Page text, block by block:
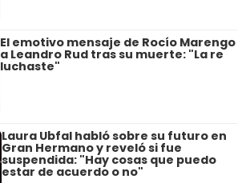
El emotivo mensaje de Rocío Marengo
a Leandro Rud tras su muerte: "La re
luchaste"
Laura Ubfal habló sobre su futuro en
Gran Hermano y reveló si fue
suspendida: "Hay cosas que puedo
estar de acuerdo o no"